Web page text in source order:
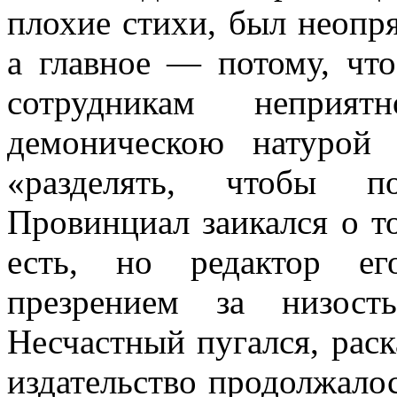
плохие стихи, был
а главное — потому,
сотрудникам
демоническою
«разделять, чтобы
Провинциал заикался о
есть, но редактор
презрением за
Несчастный пугался,
издательство